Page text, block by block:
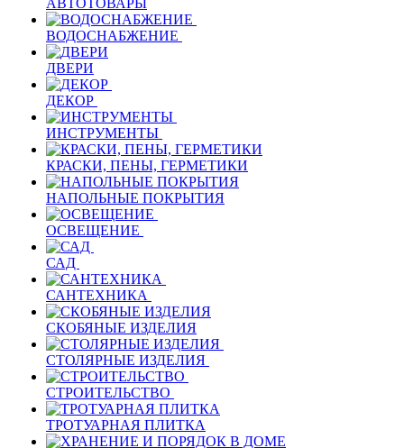
АВТОТОВАРЫ
ВОДОСНАБЖЕНИЕ
ДВЕРИ
ДЕКОР
ИНСТРУМЕНТЫ
КРАСКИ, ПЕНЫ, ГЕРМЕТИКИ
НАПОЛЬНЫЕ ПОКРЫТИЯ
ОСВЕЩЕНИЕ
САД
САНТЕХНИКА
СКОБЯНЫЕ ИЗДЕЛИЯ
СТОЛЯРНЫЕ ИЗДЕЛИЯ
СТРОИТЕЛЬСТВО
ТРОТУАРНАЯ ПЛИТКА